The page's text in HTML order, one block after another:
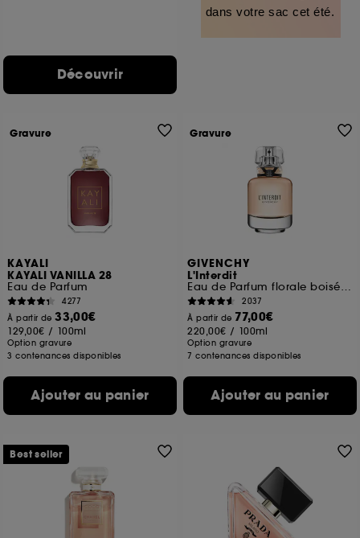
Découvrir
dans votre sac cet été.
KAYALI
KAYALI VANILLA 28
Eau de Parfum
4277
À partir de33,00€
129,00€ / 100ml
Option gravure
3 contenances disponibles
Ajouter au panier
Gravure
GIVENCHY
L'Interdit
Eau de Parfum florale boisée pour femme
2037
À partir de 77,00€
220,00€ / 100ml
Option gravure
7 contenances disponibles
Ajouter au panier
Gravure
Best seller